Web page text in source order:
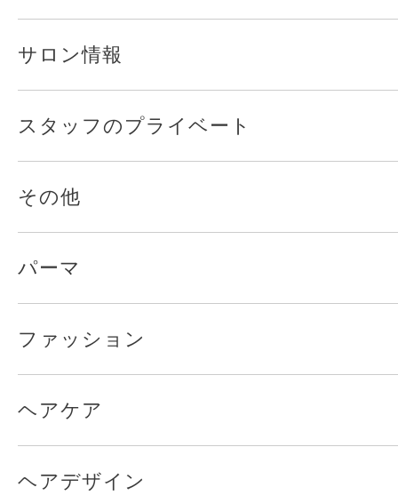
サロン情報
スタッフのプライベート
その他
パーマ
ファッション
ヘアケア
ヘアデザイン